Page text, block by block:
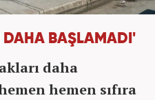
DAHA BAŞLAMADI'
daha
hemen sıfıra